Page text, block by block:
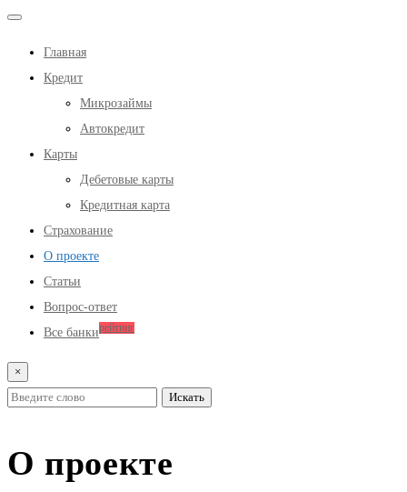
Главная
Кредит
Микрозаймы
Автокредит
Карты
Дебетовые карты
Кредитная карта
Страхование
О проекте
Статьи
Вопрос-ответ
Все банкирейтинг
×
О проекте